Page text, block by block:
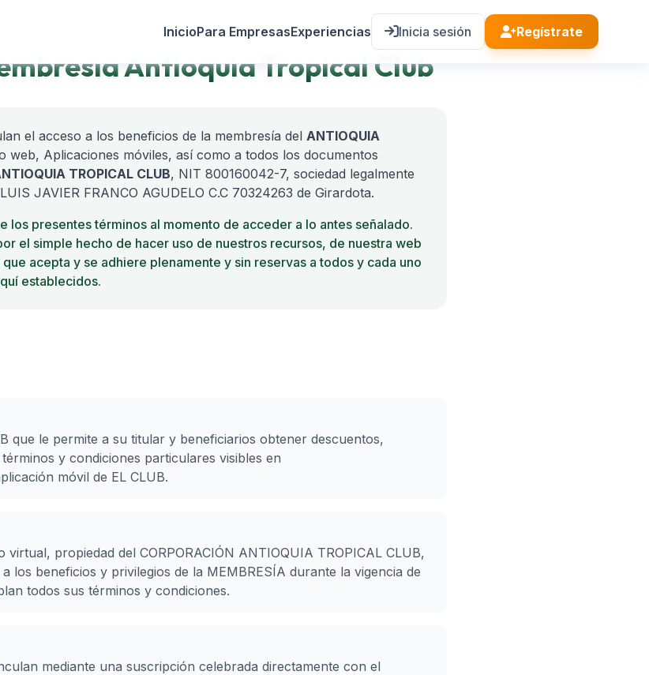
InicioPara EmpresasExperiencias Inicia sesión Regístrate
Antioquia Tropical Club
el acceso a los beneficios de la membresía del ANTIOQUIA
web, Aplicaciones móviles, así como a todos los documentos
TROPICAL CLUB, NIT 800160042-7, sociedad legalmente
JAVIER FRANCO AGUDELO C.C 70324263 de Girardota.
los presentes términos al momento de acceder a lo antes señalado.
el simple hecho de hacer uso de nuestros recursos, de nuestra web
acepta y se adhiere plenamente y sin reservas a todos y cada uno
establecidos.
que le permite a su titular y beneficiarios obtener descuentos,
y condiciones particulares visibles en
móvil de EL CLUB.
propiedad del CORPORACIÓN ANTIOQUIA TROPICAL CLUB,
los beneficios y privilegios de la MEMBRESÍA durante la vigencia de
todos sus términos y condiciones.
mediante una suscripción celebrada directamente con el